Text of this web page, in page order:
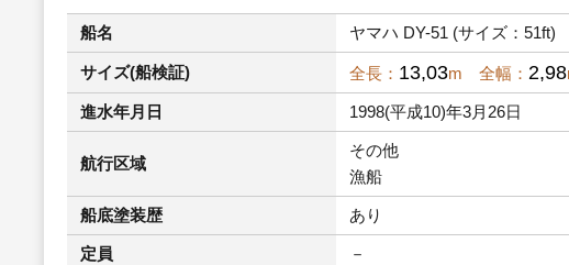
船名 ヤマハ DY-51 (サイズ：51ft)
サイズ(船検証) 全長： 13,03m 全幅： 2,98
進水年月日 1998(平成10)年3月26日
航行区域
その他
漁船
船底塗装歴 あり
定員 －